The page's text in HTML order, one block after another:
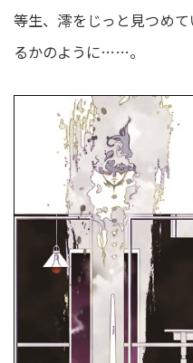
等生、澪をじっと見つめ
るかのように……。